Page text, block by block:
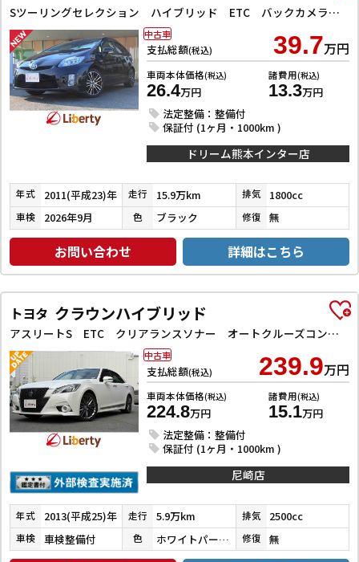
Sツーリングセレクション ハイブリッド ETC バックカメラ ナビ オートライト LEDヘッドランプ ヘッドライトウォッシャー スマートキー 電動格納ミラー CVT 盗難防止システム 衝突安全ボディ アルミホイール
支払総額(税込) 39.7万円
車両本体価格(税込)
26.4万円
諸費用(税込)
13.3万円
法定整備：整備付
保証付 (1ヶ月・1000km )
中古車
ドリーム熊本インター店
年式 2011(平成23)年 走行 15.9万km 排気 1800cc
車検 2026年9月 色 ブラック 修復 無
お問い合わせ 詳細はこちら
トヨタ クラウンハイブリッド
アスリートS ETC クリアランスソナー オートクルーズコントロール ナビ アルミホイール HID サンルーフ CVT スマートキー 電動格納ミラー 盗難防止システム 衝突安全ボディ ABS
支払総額(税込) 239.9万円
車両本体価格(税込)
224.8万円
諸費用(税込)
15.1万円
法定整備：整備付
保証付 (1ヶ月・1000km )
中古車
尼崎店
年式 2013(平成25)年 走行 5.9万km 排気 2500cc
車検 車検整備付 色 ホワイトパールクリスタルシャイン 修復 無